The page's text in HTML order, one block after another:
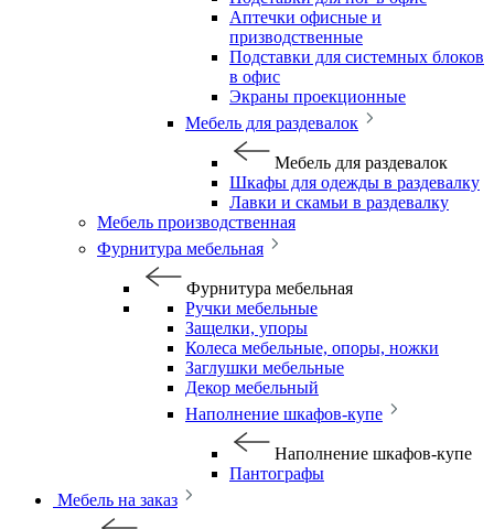
Аптечки офисные и
призводственные
Подставки для системных блоков
в офис
Экраны проекционные
Мебель для раздевалок
Мебель для раздевалок
Шкафы для одежды в раздевалку
Лавки и скамьи в раздевалку
Мебель производственная
Фурнитура мебельная
Фурнитура мебельная
Ручки мебельные
Защелки, упоры
Колеса мебельные, опоры, ножки
Заглушки мебельные
Декор мебельный
Наполнение шкафов-купе
Наполнение шкафов-купе
Пантографы
Мебель на заказ